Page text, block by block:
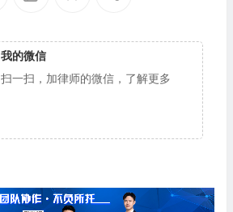
我的微信
扫一扫，加律师的微信，了解更多